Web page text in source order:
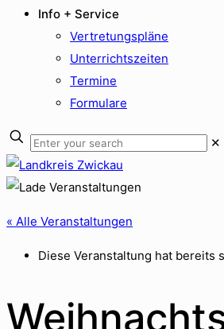
Info + Service
Vertretungspläne
Unterrichtszeiten
Termine
Formulare
✕
« Alle Veranstaltungen
Diese Veranstaltung hat bereits